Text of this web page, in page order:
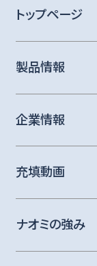
トップページ
製品情報
企業情報
充填動画
ナオミの強み